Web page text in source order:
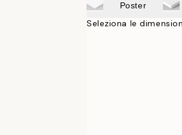
Poster
Seleziona le